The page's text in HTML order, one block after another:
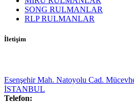
SONG RULMANLAR
RLP RULMANLAR
İletişim
Esenşehir Mah. Natoyolu Cad.
İSTANBUL
Telefon: